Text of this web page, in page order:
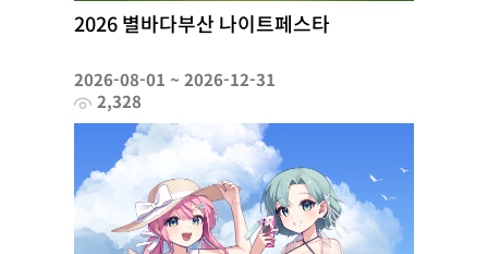
2026 별바다부산 나이트페스타
2026-08-01 ~ 2026-12-31
2,328